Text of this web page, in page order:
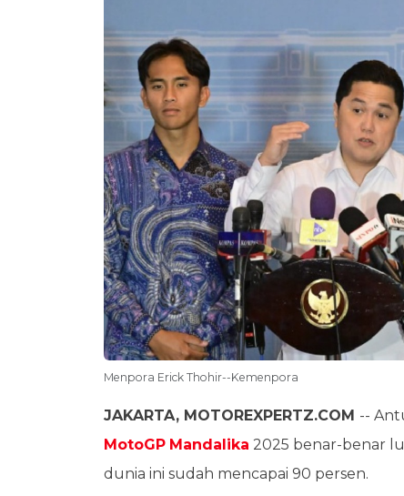
Menpora Erick Thohir--Kemenpora
JAKARTA, MOTOREXPERTZ.COM --
MotoGP Mandalika 2025 benar-benar
dunia ini sudah mencapai 90 persen.